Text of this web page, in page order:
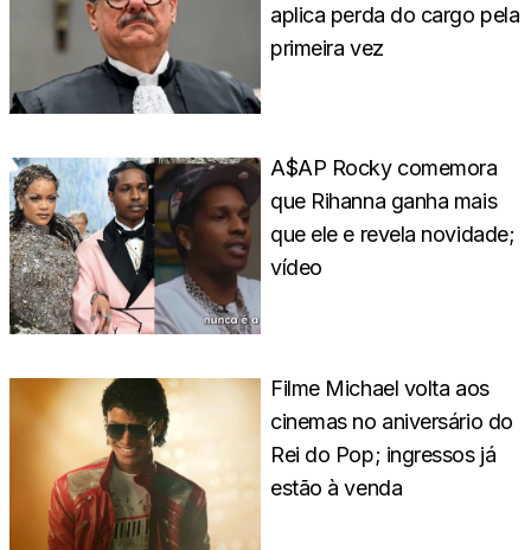
aplica perda do cargo pela
primeira vez
A$AP Rocky comemora
que Rihanna ganha mais
que ele e revela novidade;
vídeo
Filme Michael volta aos
cinemas no aniversário do
Rei do Pop; ingressos já
estão à venda